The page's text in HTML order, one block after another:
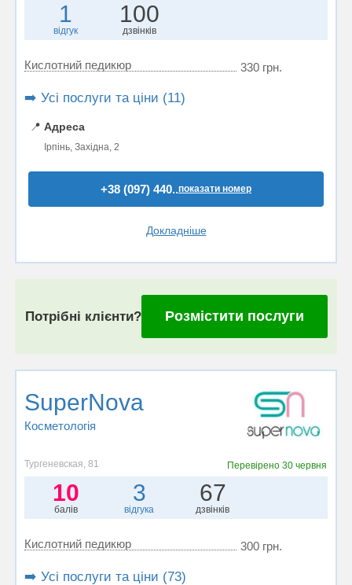
1
відгук
100
дзвінків
Кислотний педикюр 330 грн.
➡️ Усі послуги та ціни (11)
📍 Адреса
Ірпінь, Західна, 2
+38 (097) 440..показати номер
Докладніше
Потрібні клієнти? Розмістити послуги
SuperNova
Косметологія
Тургеневская, 81 Перевірено30 червня
10
балів
3
відгука
67
дзвінків
Кислотний педикюр 300 грн.
➡️ Усі послуги та ціни (73)